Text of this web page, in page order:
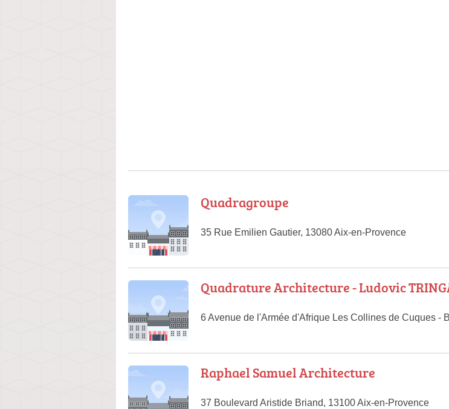
Quadragroupe
35 Rue Emilien Gautier, 13080 Aix-en-Provence
Quadrature Architecture - Ludovic
6 Avenue de l'Armée d'Afrique Les Collines de Cuques -
Raphael Samuel Architecture
37 Boulevard Aristide Briand, 13100 Aix-en-Provence